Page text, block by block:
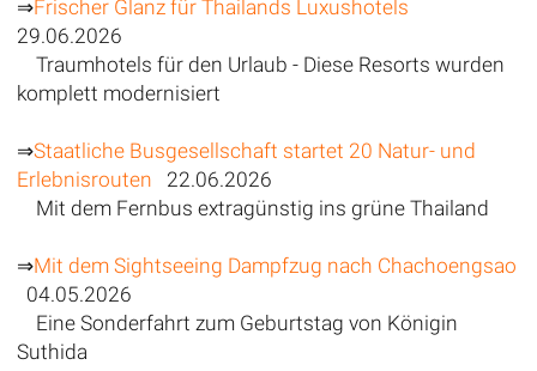
⇒Frischer Glanz für Thailands Luxushotels
29.06.2026
Traumhotels für den Urlaub - Diese Resorts wurden
komplett modernisiert
⇒Staatliche Busgesellschaft startet 20 Natur- und
Erlebnisrouten 22.06.2026
Mit dem Fernbus extragünstig ins grüne Thailand
⇒Mit dem Sightseeing Dampfzug nach Chachoengsao
04.05.2026
Eine Sonderfahrt zum Geburtstag von Königin
Suthida